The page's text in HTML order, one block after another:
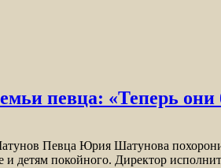
певца: «Теперь они
Певца Юрия Шатунова
детям покойного. Директор